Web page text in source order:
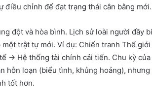
điều chỉnh để đạt trạng thái cân bằng mới.
đột và hòa bình. Lịch sử loài người đầy
trật tự mới. Ví dụ: Chiến tranh Thế
→ Hệ thống tài chính cải tiến. Chu kỳ
hỗn loạn (biểu tình, khủng hoảng),
tốt hơn.